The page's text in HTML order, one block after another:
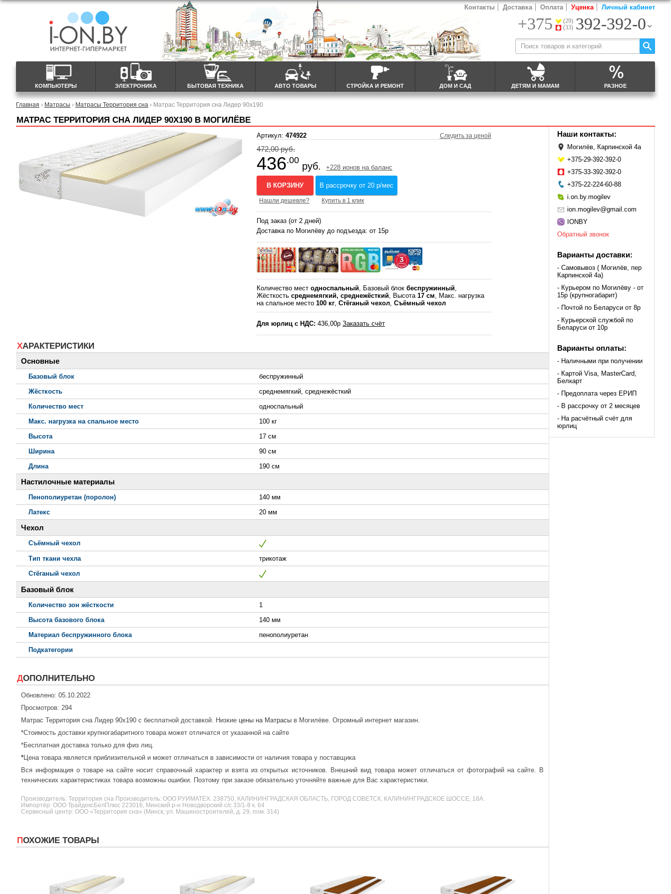
КОМПЬЮТЕРЫ ЭЛЕКТРОНИКА БЫТОВАЯ ТЕХНИКА АВТО ТОВАРЫ СТРОЙКА И РЕМОНТ ДОМ И САД ДЕТЯМ И МАМАМ РАЗНОЕ
Контакты Доставка Оплата Уценка Личный кабинет
+375
(29)
(33) 392-392-0
Главная › Матрасы › Матрасы Территория сна › Матрас Территория сна Лидер 90x190
МАТРАС ТЕРРИТОРИЯ СНА ЛИДЕР 90X190 В МОГИЛЁВЕ
Артикул:474922 Следить за ценой
472,00 руб.
436.00
руб. +228 ионов на баланс
В КОРЗИНУ В рассрочку от 20 р/мес
Нашли дешевле? Купить в 1 клик
Под заказ (от 2 дней)
Доставка по Могилёву до подъезда: от 15р
Количество местодноспальный, Базовый блокбеспружинный,
Жёсткостьсреднемягкий, среднежёсткий, Высота17 см, Макс. нагрузка
на спальное место100 кг,Стёганый чехол,Съёмный чехол
Для юрлиц с НДС: 436,00рЗаказать счёт
ХАРАКТЕРИСТИКИ
Основные
Базовый блок
беспружинный
Жёсткость
среднемягкий, среднежёсткий
Количество мест
односпальный
Макс. нагрузка на спальное место
100 кг
Высота
17 см
Ширина
90 см
Длина
190 см
Настилочные материалы
Пенополиуретан (поролон)
140 мм
Латекс
20 мм
Чехол
Съёмный чехол
Тип ткани чехла
трикотаж
Стёганый чехол
Базовый блок
Количество зон жёсткости
1
Высота базового блока
140 мм
Материал беспружинного блока
пенополиуретан
Подкатегории
ДОПОЛНИТЕЛЬНО
Обновлено: 05.10.2022
Просмотров: 294
Матрас Территория сна Лидер 90x190 с бесплатной доставкой. Низкие цены на Матрасы в Могилёве. Огромный интернет магазин.
*Стоимость доставки крупногабаритного товара может отличатся от указанной на сайте
*Бесплатная доставка только для физ лиц.
*Цена товара является приблизительной и может отличаться в зависимости от наличия товара у поставщика
Вся информация о товаре на сайте носит справочный характер и взята из открытых источников. Внешний вид товара может отличаться от фотографий на сайте. В
технических характеристиках товара возможны ошибки. Поэтому при заказе обязательно уточняйте важные для Вас характеристики.
Производитель: Территория сна Производитель: ООО РУИМАТЕХ. 238750, КАЛИНИНГРАДСКАЯ ОБЛАСТЬ, ГОРОД СОВЕТСК, КАЛИНИНГРАДСКОЕ ШОССЕ, 18А.
Импортёр: ООО ТрайдексБелПлюс 223016, Минский р-н Новодворский с/с 33/1-8 к. 64
Сервисный центр: ООО «Территория сна» (Минск, ул. Машиностроителей, д. 29, пом. 314)
ПОХОЖИЕ ТОВАРЫ
Наши контакты:
Могилёв, Карпинской 4а
+375-29-392-392-0
+375-33-392-392-0
+375-22-224-60-88
i.on.by.mogilev
ion.mogilev@gmail.com
IONBY
Обратный звонок
Варианты доставки:
- Самовывоз ( Могилёв, пер
Карпинской 4а)
- Курьером по Могилёву - от
15р (крупногабарит)
- Почтой по Беларуси от 8р
- Курьерской службой по
Беларуси от 10р
Варианты оплаты:
- Наличными при получении
- Картой Visa, MasterCard,
Белкарт
- Предоплата через ЕРИП
- В рассрочку от 2 месяцев
- На расчётный счёт для
юрлиц